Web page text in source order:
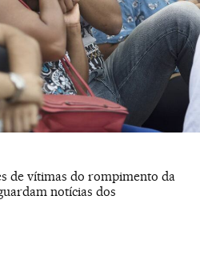
de vítimas do rompimento da
notícias dos